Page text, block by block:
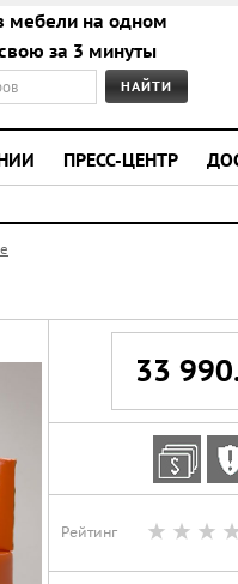
мебели на одном
за 3 минуты
ПРЕСС-ЦЕНТР
33
Рейтинг